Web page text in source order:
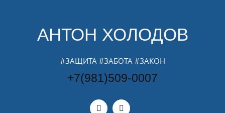
АНТОН ХОЛОДОВ
#ЗАЩИТА #ЗАБОТА #ЗАКОН
+7(981)509-0007